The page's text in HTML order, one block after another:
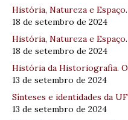
História, Natureza e Espaço.
18 de setembro de 2024
História, Natureza e Espaço.
18 de setembro de 2024
História da Historiografia.
13 de setembro de 2024
Sínteses e identidades da
13 de setembro de 2024